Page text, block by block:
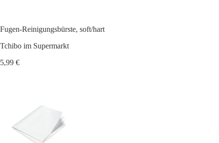
Fugen-Reinigungsbürste, soft/hart
Tchibo im Supermarkt
5,99 €